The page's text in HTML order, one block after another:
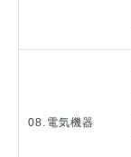
08.電気機器